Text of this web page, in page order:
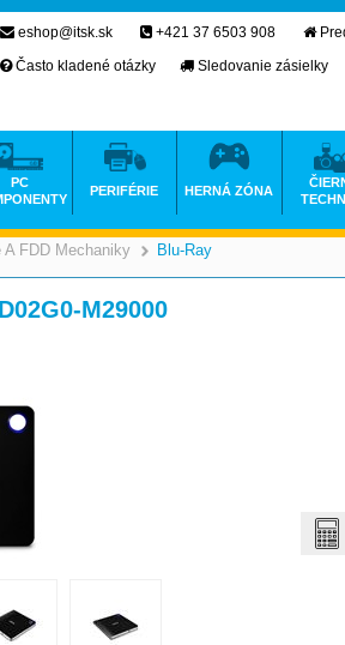
A FDD Mechaniky >Blu-Ray
M29000
eshop@itsk.sk +421 37 6503 908
Často kladené otázky
Sledovanie zásielky
PC
PERIFÉRIE HERNÁ ZÓNA